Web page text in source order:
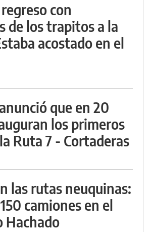
con
de los trapitos a la
acostado en el
que en 20
los primeros
Ruta 7 - Cortaderas
las rutas neuquinas:
camiones en el
Hachado